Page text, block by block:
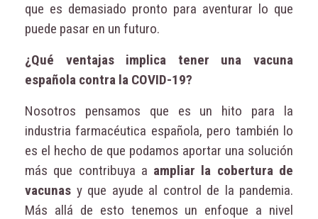
que es demasiado pronto para aventurar lo que
puede pasar en un futuro.
¿Qué ventajas implica tener una vacuna
española contra la COVID-19?
Nosotros pensamos que es un hito para la
industria farmacéutica española, pero también lo
es el hecho de que podamos aportar una solución
más que contribuya a ampliar la cobertura de
vacunas y que ayude al control de la pandemia.
Más allá de esto tenemos un enfoque a nivel